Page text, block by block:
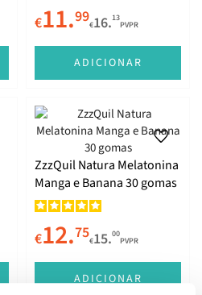
€11.99€16.13
PVPR
ADICIONAR
ZzzQuil Natura Melatonina
Manga e Banana 30 gomas
€12.75€15.00
PVPR
ADICIONAR